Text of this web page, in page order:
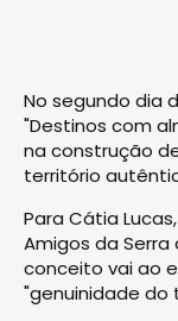
No segundo dia
"Destinos com
na construção
território
Para Cátia
Amigos da Serra
conceito vai ao
"genuinidade do